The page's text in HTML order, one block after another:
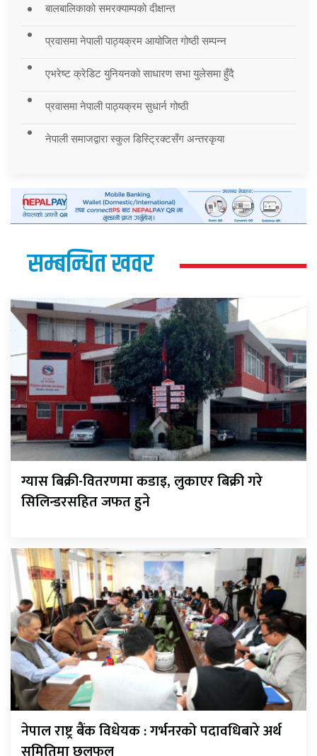
बालबालिकाको समरक्याम्पको दीक्षान्त
प्रवासमा नेपाली पाठ्यक्रम आयोजित गोष्ठी सम्पन्न
एभरेष्ट क्रेडिट युनियनको साधारण सभा युलेसमा हुँदै
प्रवासमा नेपाली पाठ्यक्रम सुधार्न गोष्ठी
नेपाली समाजद्वारा स्कुल डिस्ट्रिक्टसँग अन्तरकृया
सम्बन्धित खवर
ग्यास बिक्री-वितरणमा कडाइ, लुकाएर बिक्री गरे
सिलिन्डरसहित जफत हुने
नेपाल राष्ट्र बैंक विधेयक : गर्भनरको पदावधिबारे अर्थ